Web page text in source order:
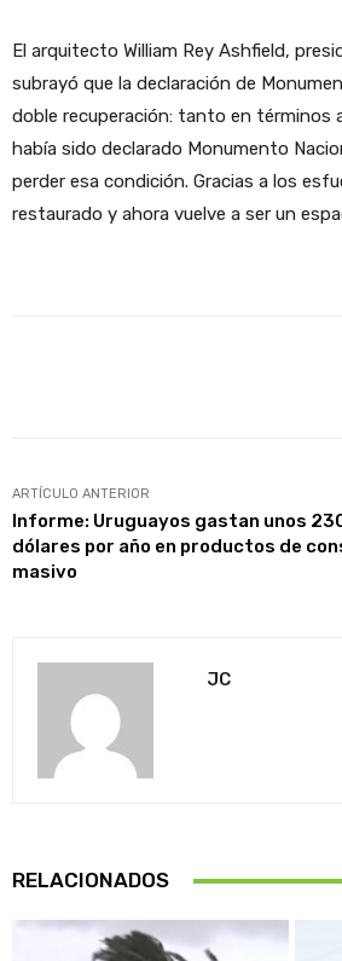
El arquitecto William Rey Ashfield,
subrayó que la declaración de
doble recuperación: tanto en
había sido declarado Monumento
perder esa condición. Gracias a los
restaurado y ahora vuelve a ser un
ARTÍCULO ANTERIOR
Informe: Uruguayos gastan unos
dólares por año en productos de
masivo
JC
RELACIONADOS